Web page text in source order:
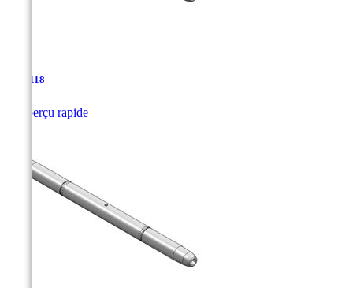
TJA-118
Aperçu rapide